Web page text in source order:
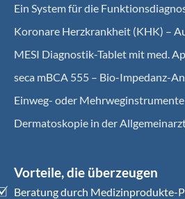
Ein System für die
Koro­nare Herz­krank­heit (KHK) –
MESI Diagnostik-Tablet mit med.
seca mBCA 555 – Bio-Impedanz-
Einweg- oder Mehrweginstrumente
Dermatoskopie in der
Vorteile, die überzeugen
Beratung durch Medizinprodukte-